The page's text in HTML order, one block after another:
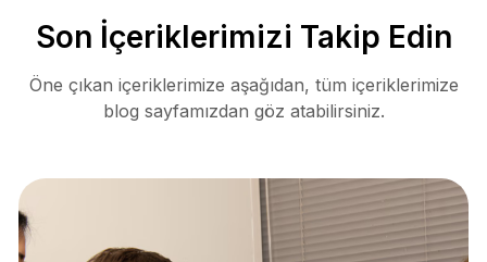
Son İçeriklerimizi Takip Edin
Öne çıkan içeriklerimize aşağıdan, tüm içeriklerimize
blog sayfamızdan göz atabilirsiniz.